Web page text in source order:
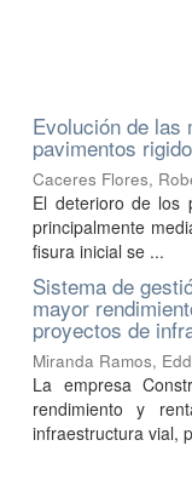
Evolución de las
pavimentos
Caceres Flores,
El deterioro de los
principalmente
fisura inicial se ...
Sistema de
mayor
proyectos de
Miranda Ramos,
La empresa
rendimiento y
infraestructura vial,